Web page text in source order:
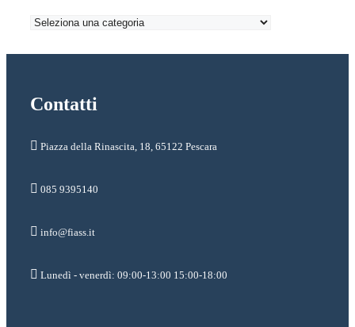
Contatti
Piazza della Rinascita, 18, 65122 Pescara
085 9395140
info@fiass.it
Lunedì - venerdì: 09:00-13:00 15:00-18:00